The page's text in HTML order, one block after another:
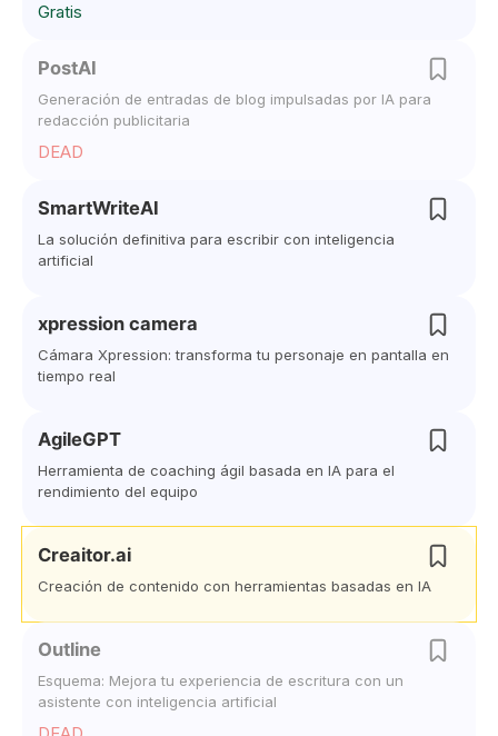
Gratis
PostAI
Generación de entradas de blog impulsadas por IA para
redacción publicitaria
DEAD
SmartWriteAI
La solución definitiva para escribir con inteligencia
artificial
xpression camera
Cámara Xpression: transforma tu personaje en pantalla en
tiempo real
AgileGPT
Herramienta de coaching ágil basada en IA para el
rendimiento del equipo
Creaitor.ai
Creación de contenido con herramientas basadas en IA
Outline
Esquema: Mejora tu experiencia de escritura con un
asistente con inteligencia artificial